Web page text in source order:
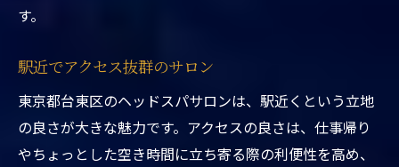
心と体のバランスを整える施術
リラックスできる落ち着いた空間
一度体験したらリピート必至
プロフェッショナルな施術が魅力の東京都台東
す。
駅近でアクセス抜群のサロン
東京都台東区のヘッドスパサロンは、駅近くという立地
の良さが大きな魅力です。アクセスの良さは、仕事帰り
やちょっとした空き時間に立ち寄る際の利便性を高め、